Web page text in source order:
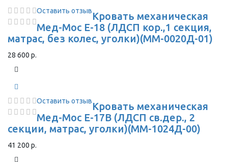
Оставить отзывКровать механическая
Мед-Мос Е-18 (ЛДСП кор.,1 секция,
матрас, без колес, уголки)(ММ-0020Д-01)
28 600 р.
Оставить отзывКровать механическая
Мед-Мос Е-17В (ЛДСП св.дер., 2
секции, матрас, уголки)(MМ-1024Д-00)
41 200 р.